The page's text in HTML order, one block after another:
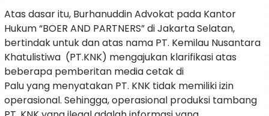
Atas dasar itu, Burhanuddin Advokat pada Kantor
Hukum “BOER AND PARTNERS” di Jakarta Selatan,
bertindak untuk dan atas nama PT. Kemilau Nusantara
Khatulistiwa (PT.KNK) mengajukan klarifikasi atas
beberapa pemberitan media cetak di
Palu yang menyatakan PT. KNK tidak memiliki izin
operasional. Sehingga, operasional produksi tambang